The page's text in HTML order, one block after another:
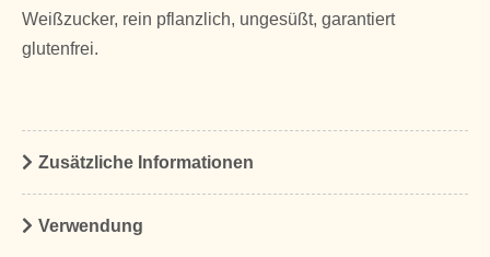
Weißzucker, rein pflanzlich, ungesüßt, garantiert
glutenfrei.
Zusätzliche Informationen
Verwendung